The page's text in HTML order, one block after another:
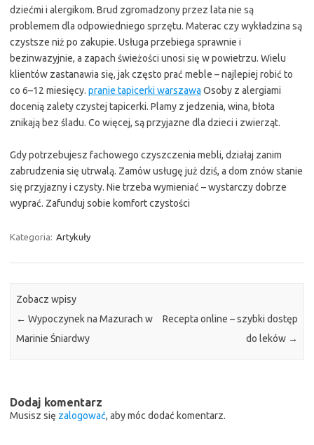
dziećmi i alergikom. Brud zgromadzony przez lata nie są
problemem dla odpowiedniego sprzętu. Materac czy wykładzina są
czystsze niż po zakupie. Usługa przebiega sprawnie i
bezinwazyjnie, a zapach świeżości unosi się w powietrzu. Wielu
klientów zastanawia się, jak często prać meble – najlepiej robić to
co 6–12 miesięcy. pranie tapicerki warszawa Osoby z alergiami
docenią zalety czystej tapicerki. Plamy z jedzenia, wina, błota
znikają bez śladu. Co więcej, są przyjazne dla dzieci i zwierząt.
Gdy potrzebujesz fachowego czyszczenia mebli, działaj zanim
zabrudzenia się utrwalą. Zamów usługę już dziś, a dom znów stanie
się przyjazny i czysty. Nie trzeba wymieniać – wystarczy dobrze
wyprać. Zafunduj sobie komfort czystości
Kategoria: Artykuły
Zobacz wpisy
← Wypoczynek na Mazurach w
Marinie Śniardwy
Recepta online – szybki dostęp
do leków →
Dodaj komentarz
Musisz się zalogować, aby móc dodać komentarz.